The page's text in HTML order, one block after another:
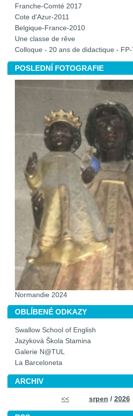
Franche-Comté 2017
Cote d'Azur-2011
Belgique-France-2010
Une classe de rêve
Colloque - 20 ans de didactique -
POSLEDNÍ FOTOGRAFIE
Normandie 2024
OBLÍBENÉ ODKAZY
Swallow School of English
Jazyková Škola Stamina
Galerie N@TUL
La Barceloneta
ARCHIV
<< srpen / 2026